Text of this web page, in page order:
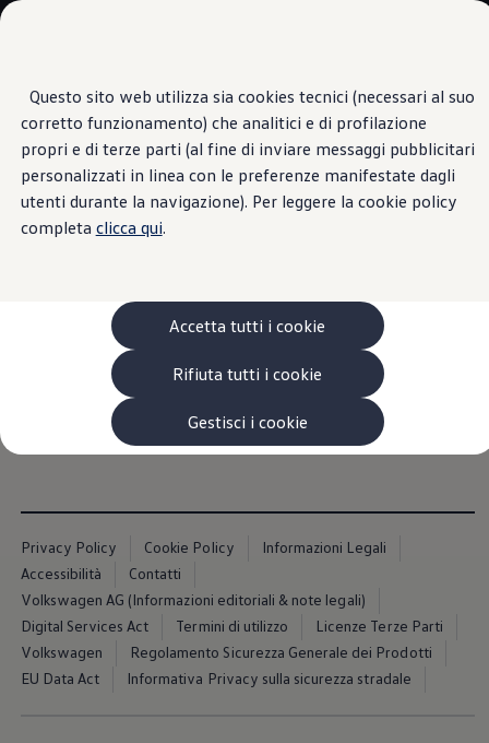
Questo sito web utilizza sia cookies tecnici (necessari al suo
corretto funzionamento) che analitici e di profilazione
propri e di terze parti (al fine di inviare messaggi pubblicitari
personalizzati in linea con le preferenze manifestate dagli
utenti durante la navigazione). Per leggere la cookie policy
completa clicca qui.
Accetta tutti i cookie
Rifiuta tutti i cookie
Gestisci i cookie
Passa ai
contenuti
principali
Passa
a
fondo
pagina
VanLife
Pick-up
Veicoli Commerciali Elettrici
Van
Modelli precedenti
Confronta i modelli
Configurazioni salvate
Volkswagen Auto
Acquista il tuo Veicolo Volkswagen
Ecoincentivi Volkswagen
5 Plus
Usato Certificato
Garanzia Usato
Assicurazioni
Clienti Business
Gamma, promozioni e servizi
Service Flotte
Progetto Valore Volkswagen
Più Credito
Noleggio
Leasing Finanziario
Servizi Assicurativi
Polizza Protezione Credito
Assicurazione GAP Protezioneventi
Estensione Garanzia Usato
Furto e incendio
Batteria e ricarica
Scegli tu quando e come
La ricarica può essere avviata e interrotta direttamente
tramite app. Inoltre, puoi controllare il tempo di ricarica
residuo, l’autonomia attuale e il livello di carica della
Privacy Policy Cookie Policy
Informazioni Legali
Accessibilità
Contatti
Volkswagen AG (Informazioni editoriali & note legali)
Digital Services Act
Termini di utilizzo
Licenze Terze Parti
Volkswagen
Regolamento Sicurezza Generale dei Prodotti
EU Data Act
Informativa Privacy sulla sicurezza stradale